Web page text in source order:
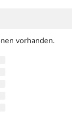
vorhanden.